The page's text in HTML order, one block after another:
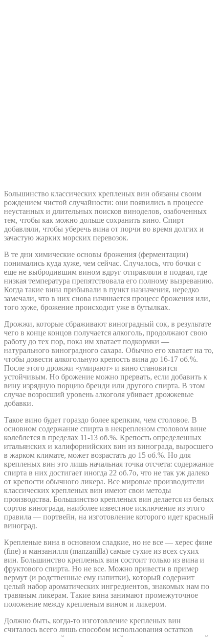
Большинство классических крепленых вин обязаны своим
рождением чистой случайности: они появились в процессе
неустанных и длительных поисков виноделов, озабоченных
тем, чтобы как можно дольше сохранить вино. Спирт
добавляли, чтобы уберечь вина от порчи во время долгих и
зачастую жарких морских перевозок.
В те дни химические основы брожения (ферментации)
понимались куда хуже, чем сейчас. Случалось, что бочки с
еще не выбродившим вином вдруг отправляли в подвал, где
низкая температура препятствовала его полному вызреванию.
Когда такие вина прибывали в пункт назначения, нередко
замечали, что в них снова начинается процесс брожения или,
того хуже, брожение происходит уже в бутылках.
Дрожжи, которые сбраживают виноградный сок, в результате
чего в конце концов получается алкоголь, продолжают свою
работу до тех пор, пока им хватает подкормки —
натурального виноградного сахара. Обычно его хватает на то,
чтобы довести алкогольную крепость вина до 16-17 об.%.
После этого дрожжи «умирают» и вино становится
устойчивым. Но брожение можно прервать, если добавить к
вину изрядную порцию бренди или другого спирта. В этом
случае возросший уровень алкоголя убивает дрожжевые
добавки.
Такое вино будет гораздо более крепким, чем столовое. В
основном содержание спирта в некрепленом столовом вине
колеблется в пределах 11-13 об.%. Крепость определенных
итальянских и калифорнийских вин из винограда, выросшего
в жарком климате, может возрастать до 15 об.%. Но для
крепленых вин это лишь начальная точка отсчета: содержание
спирта в них достигает иногда 22 об.7о, что не так уж далеко
от крепости обычного ликера. Все мировые производители
классических крепленых вин имеют свои методы
производства. Большинство крепленых вин делается из белых
сортов винограда, наиболее известное исключение из этого
правила — портвейн, на изготовление которого идет красный
виноград.
Крепленые вина в основном сладкие, но не все — херес фине
(fine) и манзанилля (manzanilla) самые сухие из всех сухих
вин. Большинство крепленых вин состоит только из вина и
фруктового спирта. Но не все. Можно привести в пример
вермут (и родственные ему напитки), который содержит
целый набор ароматических ингредиентов, знакомых нам по
травяным ликерам. Такие вина занимают промежуточное
положение между крепленым вином и ликером.
Должно быть, когда-то изготовление крепленых вин
считалось всего лишь способом использования остатков